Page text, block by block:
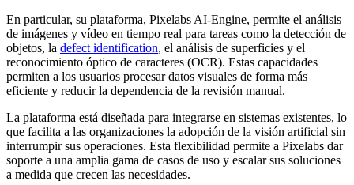
En particular, su plataforma, Pixelabs AI-Engine, permite el análisis
de imágenes y vídeo en tiempo real para tareas como la detección de
objetos, la defect identification, el análisis de superficies y el
reconocimiento óptico de caracteres (OCR). Estas capacidades
permiten a los usuarios procesar datos visuales de forma más
eficiente y reducir la dependencia de la revisión manual.
La plataforma está diseñada para integrarse en sistemas existentes, lo
que facilita a las organizaciones la adopción de la visión artificial sin
interrumpir sus operaciones. Esta flexibilidad permite a Pixelabs dar
soporte a una amplia gama de casos de uso y escalar sus soluciones
a medida que crecen las necesidades.